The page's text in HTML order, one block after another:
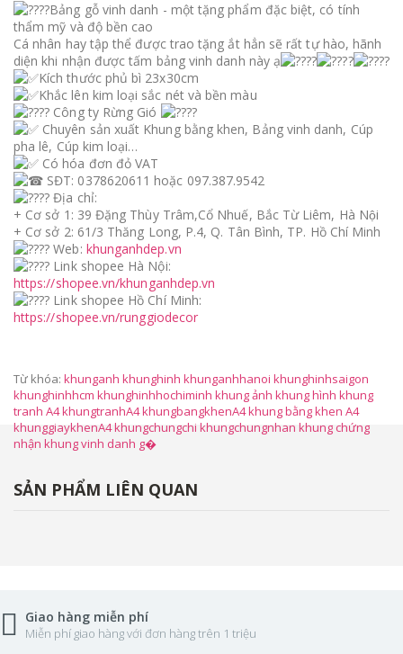
Bảng gỗ vinh danh - một tặng phẩm đặc biệt, có tính
thẩm mỹ và độ bền cao
Cá nhân hay tập thể được trao tặng ắt hẳn sẽ rất tự hào, hãnh
diện khi nhận được tấm bảng vinh danh này ạ
Kích thước phủ bì 23x30cm
Khắc lên kim loại sắc nét và bền màu
Công ty Rừng Gió
Chuyên sản xuất Khung bằng khen, Bảng vinh danh, Cúp
pha lê, Cúp kim loại…
Có hóa đơn đỏ VAT
SĐT: 0378620611 hoặc 097.387.9542
Địa chỉ:
+ Cơ sở 1: 39 Đặng Thùy Trâm,Cổ Nhuế, Bắc Từ Liêm, Hà Nội
+ Cơ sở 2: 61/3 Thăng Long, P.4, Q. Tân Bình, TP. Hồ Chí Minh
Web: khunganhdep.vn
Link shopee Hà Nội:
https://shopee.vn/khunganhdep.vn
Link shopee Hồ Chí Minh:
https://shopee.vn/runggiodecor
Từ khóa: khunganh khunghinh khunganhhanoi khunghinhsaigon
khunghinhhcm khunghinhhochiminh khung ảnh khung hình khung
tranh A4 khungtranhA4 khungbangkhenA4 khung bằng khen A4
khunggiaykhenA4 khungchungchi khungchungnhan khung chứng
nhận khung vinh danh g�
SẢN PHẨM LIÊN QUAN
Giao hàng miễn phí
Miễn phí giao hàng với đơn hàng trên 1 triệu